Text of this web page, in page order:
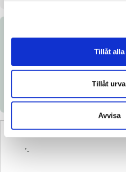
Tillåt alla
Tillåt
Avvisa
Dokument
Ladda ned katalogsida
’-